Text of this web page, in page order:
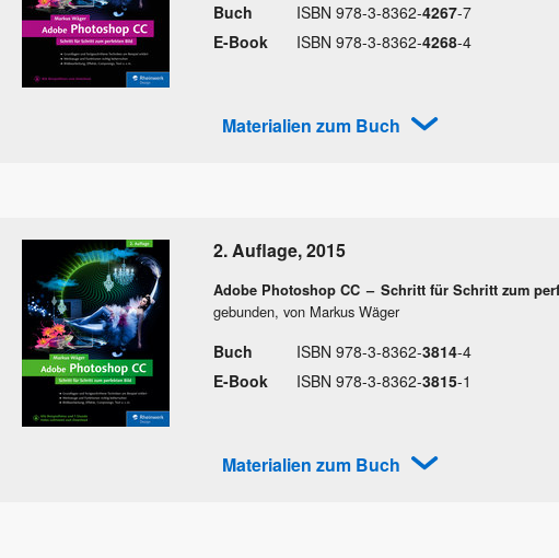
Buch ISBN 978-3-8362-4267-7
E-Book
ISBN 978-3-8362-4268-4
Materialien zum Buch
2. Auflage,2015
Adobe Photoshop CC – Schritt für Schritt zum
gebunden, von Markus Wäger
Buch ISBN 978-3-8362-3814-4
E-Book
ISBN 978-3-8362-3815-1
Materialien zum Buch